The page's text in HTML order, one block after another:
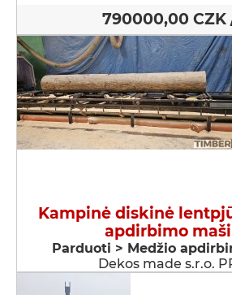
790000,00 CZK
Kampinė diskinė
apdirbimo
Parduoti > Medžio
Dekos made s.r.o.